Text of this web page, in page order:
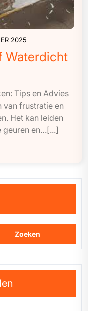
2025
Waterdicht
Tips en Advies
van frustratie en
Het kan leiden
geuren en…[...]
Zoeken